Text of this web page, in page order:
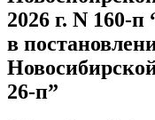
2026 г. N 160-
в
26-п”